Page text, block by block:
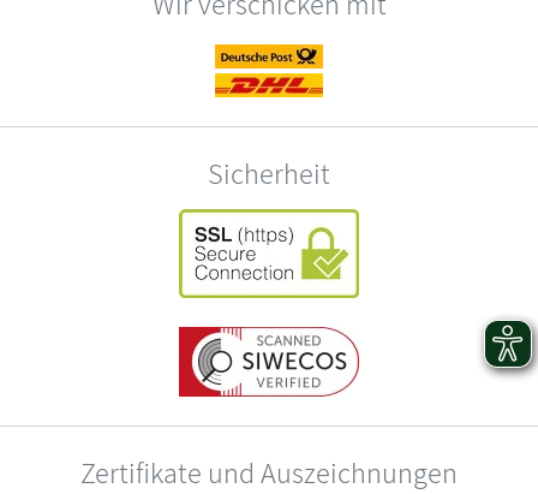
Sicherheit
Zertifikate und Auszeichnungen